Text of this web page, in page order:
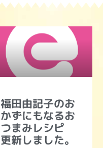
福田由記子のお
かずにもなるお
つまみレシピ
更新しました。